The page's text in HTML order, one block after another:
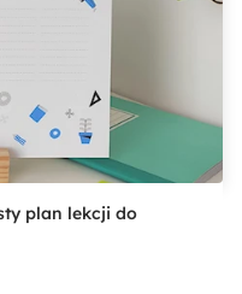
plan lekcji do